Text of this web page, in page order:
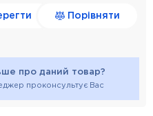
Порівняти
про даний товар?
проконсультує Вас